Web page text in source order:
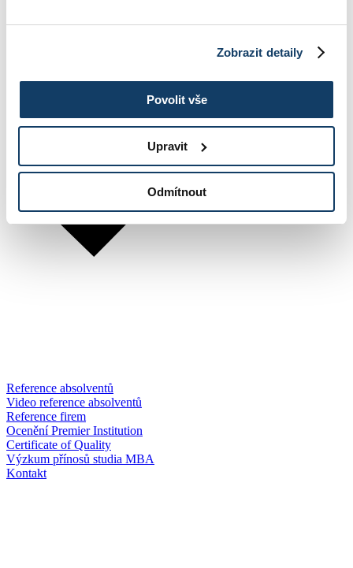
Zobrazit detaily
Povolit vše
Upravit
Odmítnout
Reference absolventů
Video reference absolventů
Reference firem
Ocenění Premier Institution
Certificate of Quality
Výzkum přínosů studia MBA
Kontakt